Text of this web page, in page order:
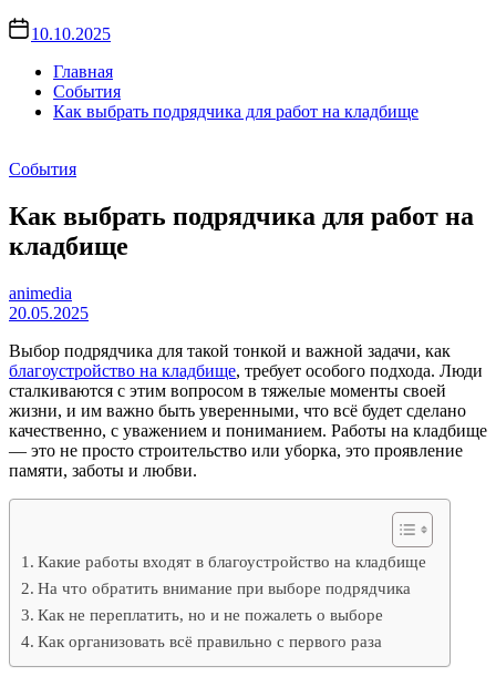
10.10.2025
Главная
События
Как выбрать подрядчика для работ на кладбище
События
Как выбрать подрядчика для работ на
кладбище
animedia
20.05.2025
Выбор подрядчика для такой тонкой и важной задачи, как
благоустройство на кладбище, требует особого подхода. Люди
сталкиваются с этим вопросом в тяжелые моменты своей
жизни, и им важно быть уверенными, что всё будет сделано
качественно, с уважением и пониманием. Работы на кладбище
— это не просто строительство или уборка, это проявление
памяти, заботы и любви.
Какие работы входят в благоустройство на кладбище
На что обратить внимание при выборе подрядчика
Как не переплатить, но и не пожалеть о выборе
Как организовать всё правильно с первого раза